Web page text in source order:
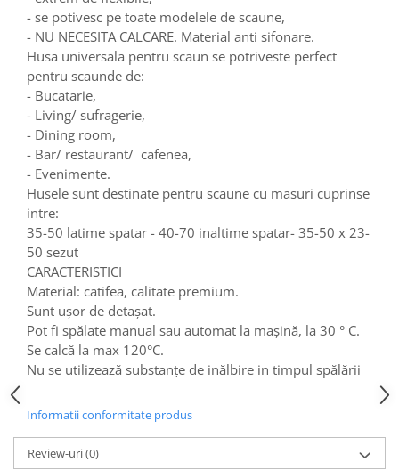
- se potivesc pe toate modelele de scaune,
- NU NECESITA CALCARE. Material anti sifonare.
Husa universala pentru scaun se potriveste perfect
pentru scaunde de:
- Bucatarie,
- Living/ sufragerie,
- Dining room,
- Bar/ restaurant/ cafenea,
- Evenimente.
Husele sunt destinate pentru scaune cu masuri cuprinse
intre:
35-50 latime spatar - 40-70 inaltime spatar- 35-50 x 23-
50 sezut
CARACTERISTICI
Material: catifea, calitate premium.
Sunt ușor de detașat.
Pot fi spălate manual sau automat la mașină, la 30 ° C.
Se calcă la max 120°C.
Nu se utilizează substanțe de inălbire in timpul spălării
Informatii conformitate produs
Review-uri(0)